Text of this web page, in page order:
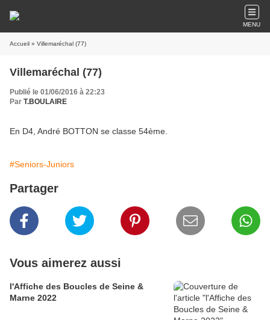
MENU
Accueil » Villemaréchal (77)
Villemaréchal (77)
Publié le 01/06/2016 à 22:23
Par T.BOULAIRE
En D4, André BOTTON se classe 54ème.
#Seniors-Juniors
Partager
Vous aimerez aussi
l'Affiche des Boucles de Seine &
Marne 2022